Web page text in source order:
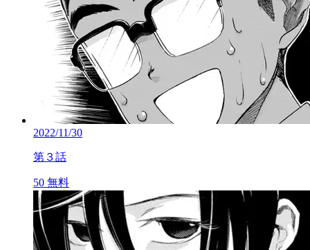
2022/11/30
第３話
50 無料